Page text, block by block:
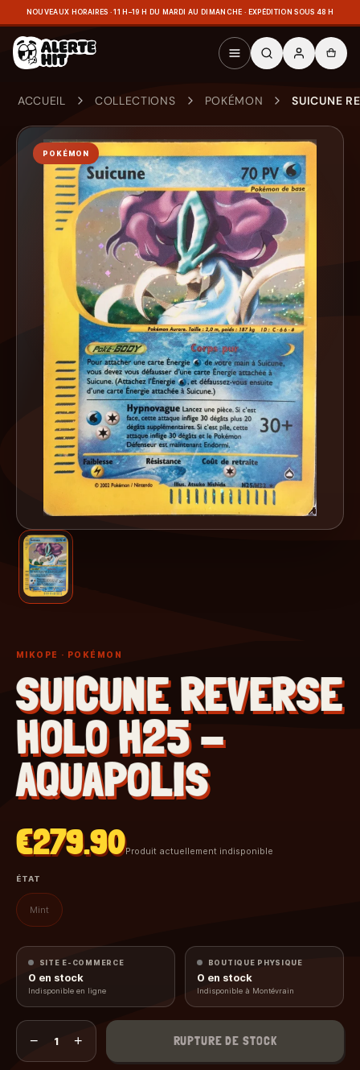
NOUVEAUX HORAIRES · 11 H–19 H DU MARDI AU DIMANCHE · EXPÉDITION SOUS 48 H
ACCUEIL COLLECTIONS POKÉMON SUICUNE
POKÉMON
MIKOPE · POKÉMON
SUICUNE REVERSE
HOLO H25 -
AQUAPOLIS
€279.90Produit actuellement indisponible
ÉTAT
Mint
SITE E-COMMERCE
0 en stock
Indisponible en ligne
BOUTIQUE PHYSIQUE
0 en stock
Indisponible à Montévrain
− 1 + RUPTURE DE STOCK